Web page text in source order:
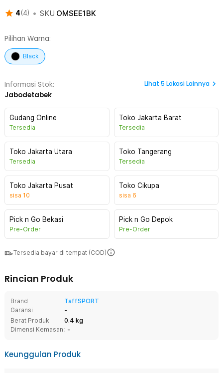
4(4) • SKU OMSEE1BK
Pilihan Warna:
Black
Informasi Stok:
Jabodetabek
Lihat 5 Lokasi Lainnya
Gudang Online
Tersedia
Toko Jakarta Barat
Tersedia
Toko Jakarta Utara
Tersedia
Toko Tangerang
Tersedia
Toko Jakarta Pusat
sisa 10
Toko Cikupa
sisa 6
Pick n Go Bekasi
Pre-Order
Pick n Go Depok
Pre-Order
Tersedia bayar di tempat (COD)
Rincian Produk
Brand
TaffSPORT
Garansi
-
Berat Produk
0.4 kg
Dimensi Kemasan : -
Keunggulan Produk